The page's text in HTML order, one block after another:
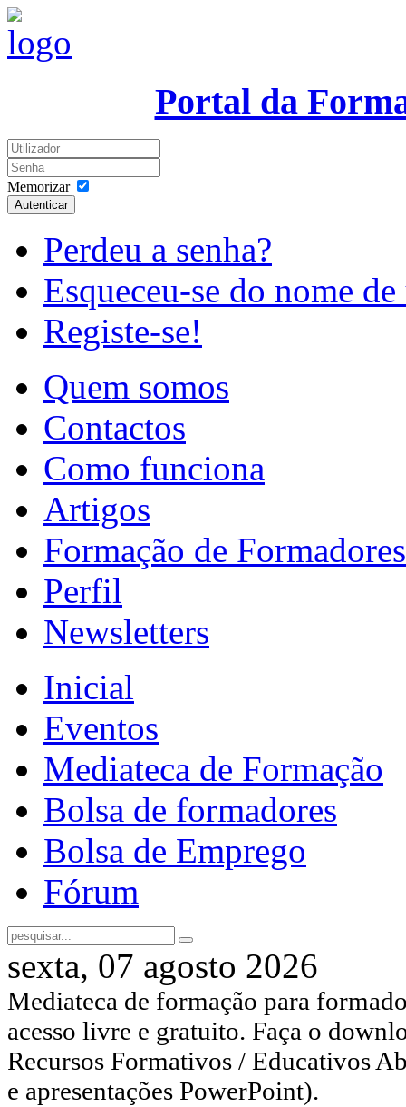
Portal da
Memorizar
Autenticar
Perdeu a senha?
Esqueceu-se do nome
Registe-se!
Quem somos
Contactos
Como funciona
Artigos
Formação de Formadores
Perfil
Newsletters
Inicial
Eventos
Mediateca de Formação
Bolsa de formadores
Bolsa de Emprego
Fórum
sexta, 07 agosto 2026
Mediateca de formação para
acesso livre e gratuito. Faça o
Recursos Formativos / Educativos
e apresentações PowerPoint).